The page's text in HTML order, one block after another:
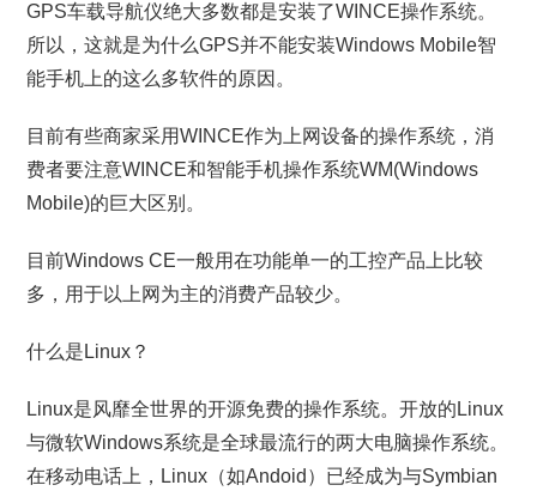
GPS车载导航仪绝大多数都是安装了WINCE操作系统。
所以，这就是为什么GPS并不能安装Windows Mobile智
能手机上的这么多软件的原因。
目前有些商家采用WINCE作为上网设备的操作系统，消
费者要注意WINCE和智能手机操作系统WM(Windows
Mobile)的巨大区别。
目前Windows CE一般用在功能单一的工控产品上比较
多，用于以上网为主的消费产品较少。
什么是Linux？
Linux是风靡全世界的开源免费的操作系统。开放的Linux
与微软Windows系统是全球最流行的两大电脑操作系统。
在移动电话上，Linux（如Andoid）已经成为与Symbian